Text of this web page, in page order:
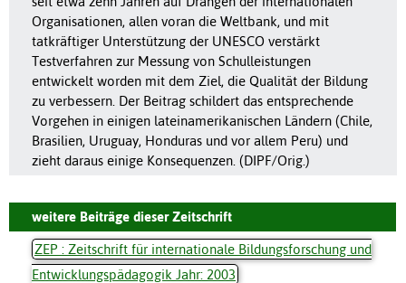
Organisationen, allen voran die Weltbank, und mit
tatkräftiger Unterstützung der UNESCO verstärkt
Testverfahren zur Messung von Schulleistungen
entwickelt worden mit dem Ziel, die Qualität der Bildung
zu verbessern. Der Beitrag schildert das entsprechende
Vorgehen in einigen lateinamerikanischen Ländern (Chile,
Brasilien, Uruguay, Honduras und vor allem Peru) und
zieht daraus einige Konsequenzen. (DIPF/Orig.)
weitere Beiträge dieser Zeitschrift
ZEP : Zeitschrift für internationale Bildungsforschung und
Entwicklungspädagogik Jahr: 2003